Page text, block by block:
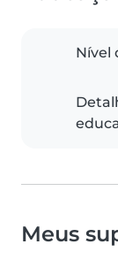
Nível
Meus